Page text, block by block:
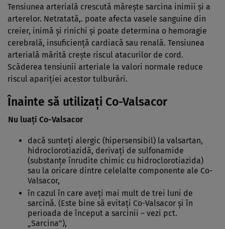
Tensiunea arterială crescută măreşte sarcina inimii şi a
arterelor. Netratată,. poate afecta vasele sanguine din
creier, inimă şi rinichi şi poate determina o hemoragie
cerebrală, insuficienţă cardiacă sau renală. Tensiunea
arterială mărită creşte riscul atacurilor de cord.
Scăderea tensiunii arteriale la valori normale reduce
riscul apariţiei acestor tulburări.
Înainte să utilizaţi Co-Valsacor
Nu luaţi Co-Valsacor
dacă sunteţi alergic (hipersensibil) la valsartan,
hidroclorotiazidă, derivaţi de sulfonamide
(substanţe înrudite chimic cu hidroclorotiazida)
sau la oricare dintre celelalte componente ale Co-
Valsacor,
în cazul în care aveţi mai mult de trei luni de
sarcină. (Este bine să evitaţi Co-Valsacor şi în
perioada de început a sarcinii – vezi pct.
„Sarcina”),